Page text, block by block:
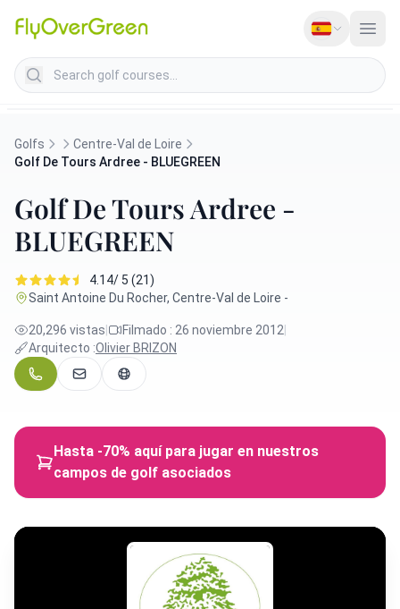
Search golf courses
Golfs
Centre-Val de Loire
Golf De Tours Ardree - BLUEGREEN
Golf De Tours Ardree -
BLUEGREEN
4.14/ 5 (21)
Saint Antoine Du Rocher, Centre-Val de Loire -
20,296 vistas Filmado : 26 noviembre 2012
Arquitecto :Olivier BRIZON
Hasta -70% aquí para jugar en nuestros
campos de golf asociados